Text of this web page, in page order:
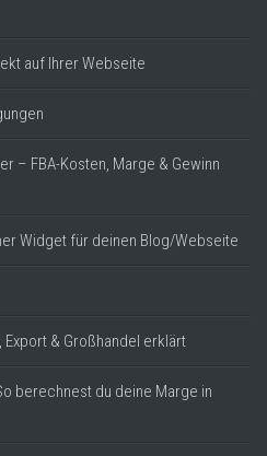
auf Ihrer Webseite
– FBA-Kosten, Marge & Gewinn
Widget für deinen Blog/Webseite
Export & Großhandel erklärt
berechnest du deine Marge in